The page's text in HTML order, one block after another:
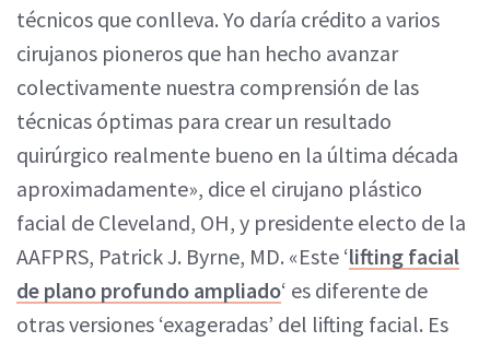
técnicos que conlleva. Yo daría crédito a varios
cirujanos pioneros que han hecho avanzar
colectivamente nuestra comprensión de las
técnicas óptimas para crear un resultado
quirúrgico realmente bueno en la última década
aproximadamente», dice el cirujano plástico
facial de Cleveland, OH, y presidente electo de la
AAFPRS, Patrick J. Byrne, MD. «Este ‘lifting facial
de plano profundo ampliado‘ es diferente de
otras versiones ‘exageradas’ del lifting facial. Es